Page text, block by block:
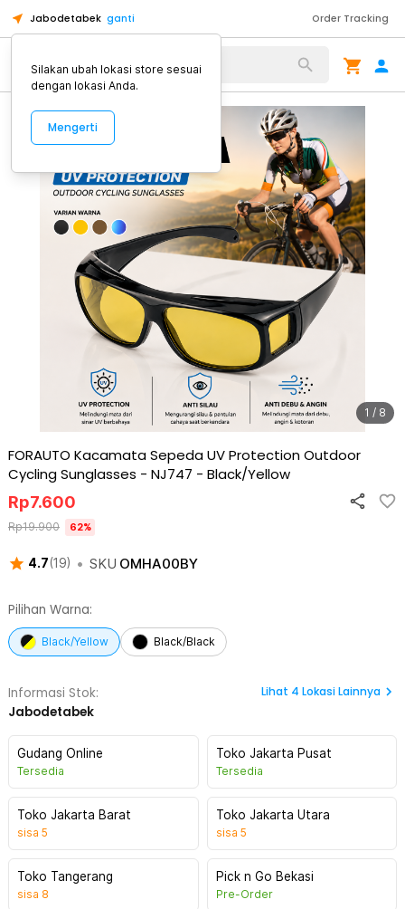
Jabodetabek ganti Order Tracking
Alat Kopi
1 / 8
FORAUTO Kacamata Sepeda UV Protection Outdoor
Cycling Sunglasses - NJ747 - Black/Yellow
4.7(19) • SKU OMHA00BY
Rp7.600
Rp19.900 62%
Pilihan Warna:
Black/Yellow Black/Black
Informasi Stok:
Jabodetabek
Lihat 4 Lokasi Lainnya
Gudang Online
Tersedia
Toko Jakarta Pusat
Tersedia
Toko Jakarta Barat
sisa 5
Toko Jakarta Utara
sisa 5
Toko Tangerang
sisa 8
Pick n Go Bekasi
Pre-Order
Silakan ubah lokasi store sesuai
dengan lokasi Anda.
Mengerti